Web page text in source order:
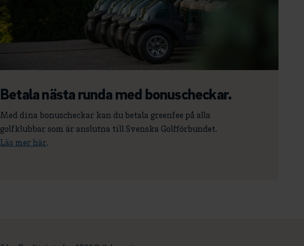
Betala nästa runda med bonuscheckar.
Med dina bonuscheckar kan du betala greenfee på alla
golfklubbar som är anslutna till Svenska Golfförbundet.
Läs mer här.